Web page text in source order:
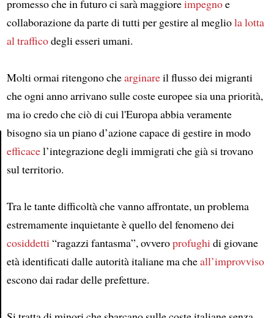
Article
promesso che in futuro ci sarà maggioreimpegnoe
collaborazione da parte di tutti per gestire al megliola lotta
al trafficodegli esseri umani.
Molti ormai ritengono chearginareil flusso dei migranti
che ogni anno arrivano sulle coste europee sia una priorità,
ma io credo che ciò di cui l'Europa abbia veramente
bisogno sia un piano d’azione capace di gestire in modo
efficacel’integrazione degli immigrati che già si trovano
sul territorio.
Tra le tante difficoltà che vanno affrontate, un problema
estremamente inquietante è quello del fenomeno dei
cosiddetti“ragazzi fantasma”, ovveroprofughidi giovane
età identificati dalle autorità italiane ma cheall’improvviso
escono dai radar delle prefetture.